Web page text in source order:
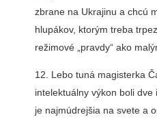
zbrane na Ukrajinu a chcú
hlupákov, ktorým treba
režimové „pravdy“ ako
12. Lebo tuná magisterka
intelektuálny výkon boli dve
je najmúdrejšia na svete a